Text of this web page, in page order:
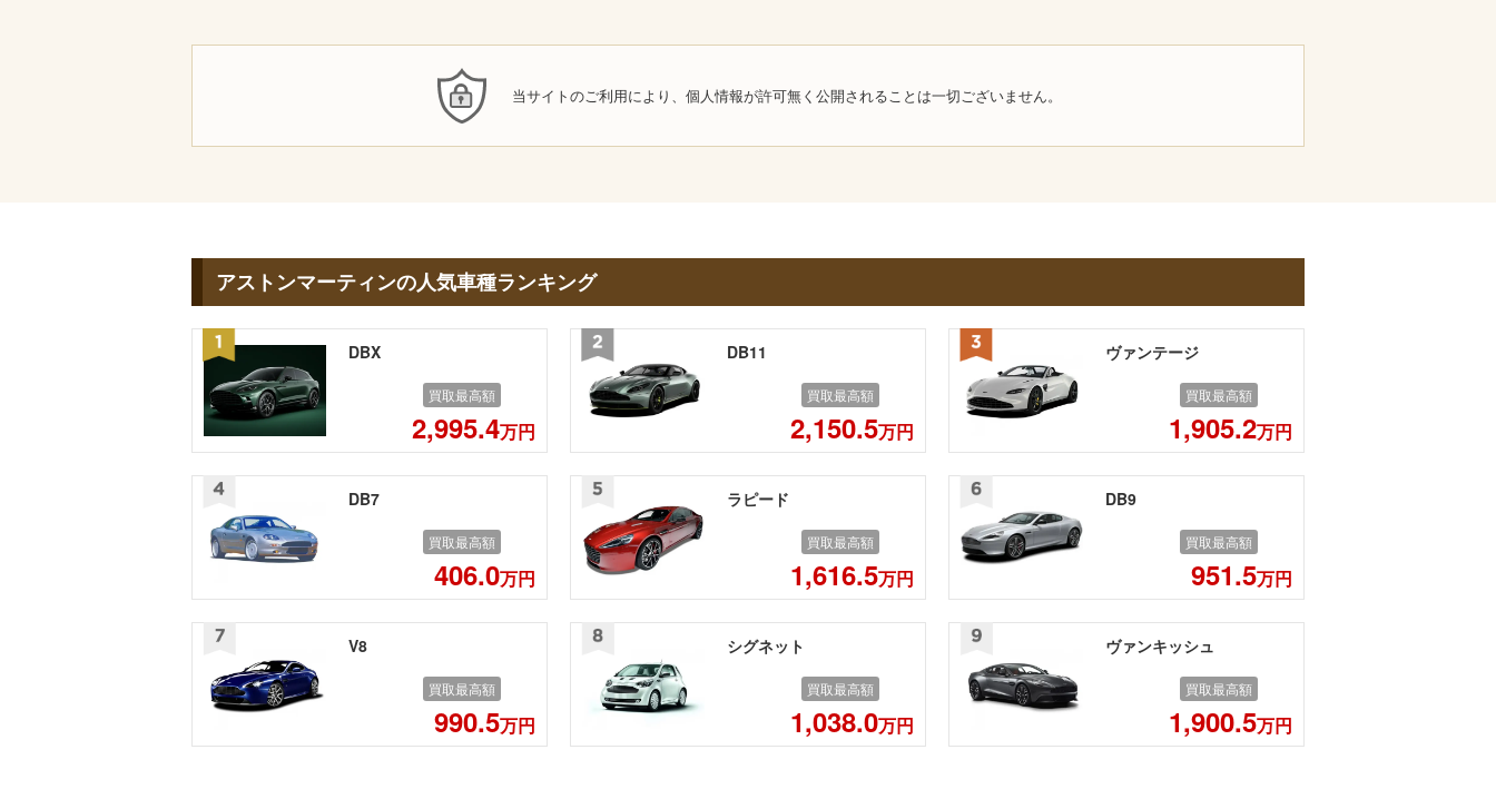
当サイトのご利用により、個人情報が許可無く公開されることは一切ございません。
アストンマーティンの人気車種ランキング
DBX
買取最高額
2,995.4万円
DB11
買取最高額
2,150.5万円
ヴァンテージ
買取最高額
1,905.2万円
DB7
買取最高額
406.0万円
ラピード
買取最高額
1,616.5万円
DB9
買取最高額
951.5万円
V8
買取最高額
990.5万円
シグネット
買取最高額
1,038.0万円
ヴァンキッシュ
買取最高額
1,900.5万円